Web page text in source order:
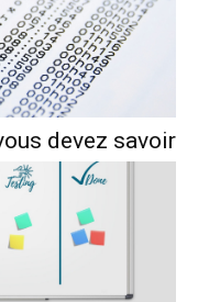
devez savoir